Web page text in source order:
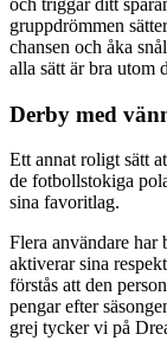
gruppdrömmen
chansen och åka
alla sätt är bra utom
Derby med
Ett annat roligt sätt
de fotbollstokiga
sina favoritlag.
Flera användare har
aktiverar sina
förstås att den
pengar efter
grej tycker vi på